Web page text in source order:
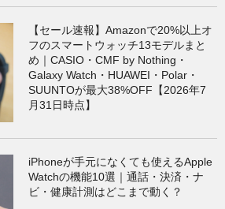
【セール速報】Amazonで20%以上オ
フのスマートウォッチ13モデルまと
め｜CASIO・CMF by Nothing・
Galaxy Watch・HUAWEI・Polar・
SUUNTOが最大38%OFF【2026年7
月31日時点】
iPhoneが手元になくても使えるApple
Watchの機能10選｜通話・決済・ナ
ビ・健康計測はどこまで動く？